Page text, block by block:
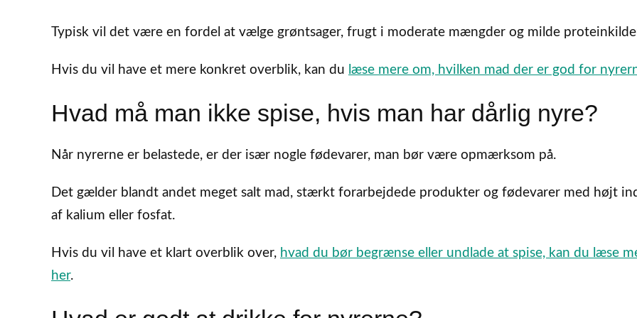
Typisk vil det være en fordel at vælge grøntsager, frugt i moderate mængder og milde
Hvis du vil have et mere konkret overblik, kan du læse mere om, hvilken mad der er god for
Hvad må man ikke spise, hvis man har dårlig nyre?
Når nyrerne er belastede, er der især nogle fødevarer, man bør være opmærksom på.
Det gælder blandt andet meget salt mad, stærkt forarbejdede produkter og fødevarer med højt
af kalium eller fosfat.
Hvis du vil have et klart overblik over, hvad du bør begrænse eller undlade at spise, kan du læse
her.